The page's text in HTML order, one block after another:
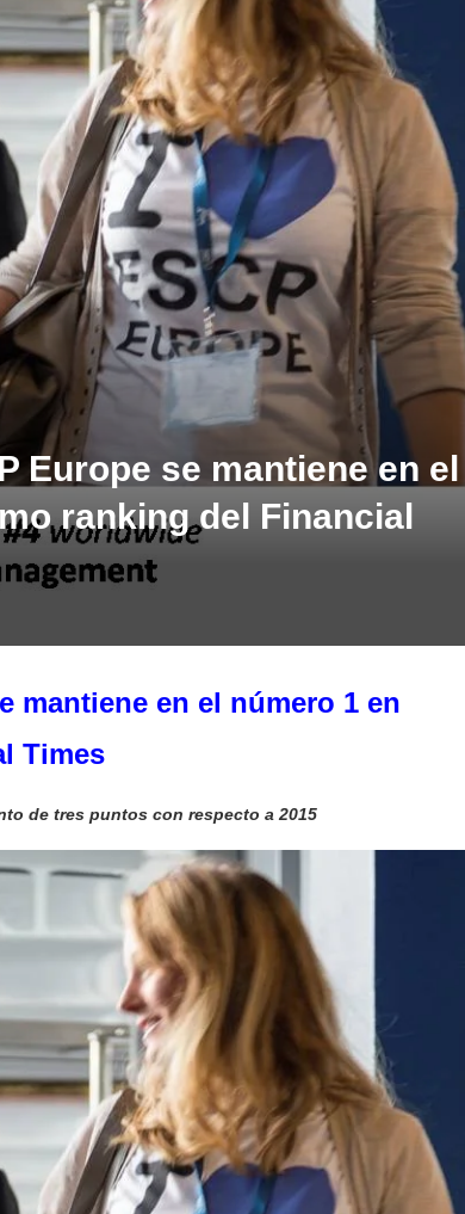
Europe se mantiene en el
ranking del Financial
mantiene en el número 1 en
Times
de tres puntos con respecto a 2015